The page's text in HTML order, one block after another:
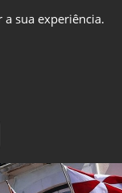
sua experiência.